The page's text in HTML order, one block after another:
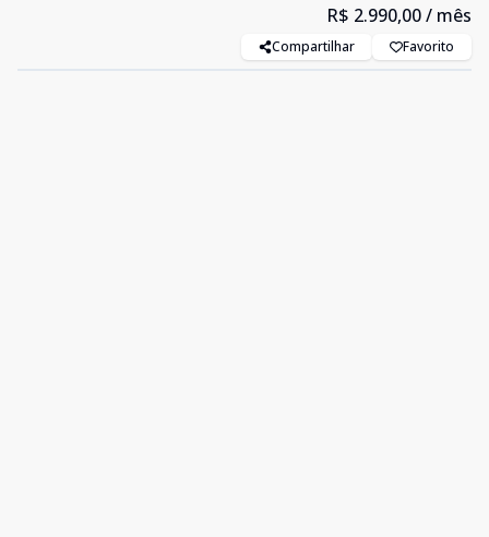
R$ 2.990,00/ mês
Compartilhar Favorito